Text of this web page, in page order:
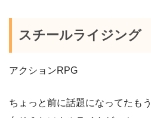
スチールライジング
アクションRPG
ちょっと前に話題になってたも